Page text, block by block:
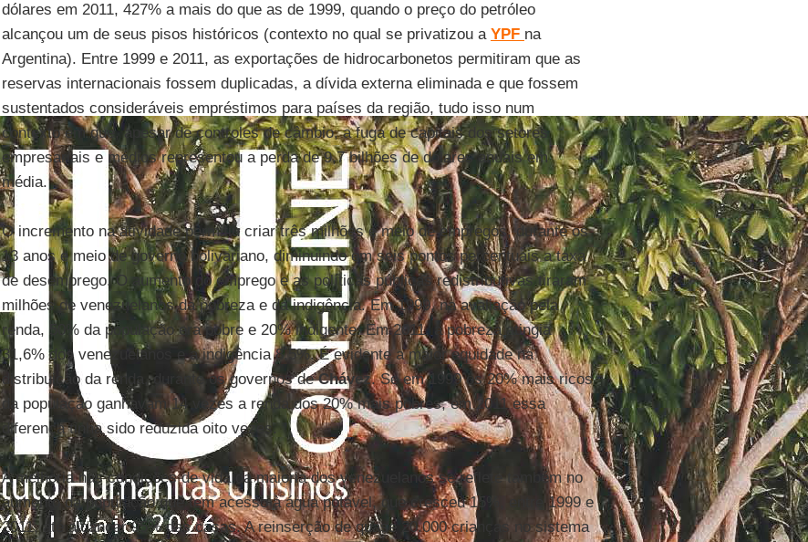
dólares em 2011, 427% a mais do que as de 1999, quando o preço do petróleo
alcançou um de seus pisos históricos (contexto no qual se privatizou a YPF na
Argentina). Entre 1999 e 2011, as exportações de hidrocarbonetos permitiram que as
reservas internacionais fossem duplicadas, a dívida externa eliminada e que fossem
sustentados consideráveis empréstimos para países da região, tudo isso num
contexto em que, apesar de controles de câmbio, a fuga de capitais dos setores
empresariais e médios representou a perda de 9,7 bilhões de dólares anuais em
média.
O incremento na atividade permitiu criar três milhões e meio de empregos, durante os
13 anos e meio de governo bolivariano, diminuindo em seis pontos percentuais a taxa
de desemprego. O aumento do emprego e as políticas públicas redistributivas tiraram
milhões de venezuelanos da pobreza e da indigência. Em 1999, na avaliação pela
renda, 50% da população era pobre e 20% indigente. Em 2011, a pobreza atingia
31,6% dos venezuelanos e a indigência 8,5%. É evidente a maior equidade na
distribuição da renda, durante os governos deChávez. Se em 1999 os 20% mais ricos
da população ganhavam 14 vezes a renda dos 20% mais pobres, em 2011 essa
diferença tinha sido reduzida oito vezes.
A melhoria nas condições de vida da maioria dos venezuelanos se reflete também no
aumento da população que tem acesso à água potável, que cresceu 15%, entre 1999 e
2011, até alcançar 95% das casas. A reinserção de quase 20.000 crianças no sistema